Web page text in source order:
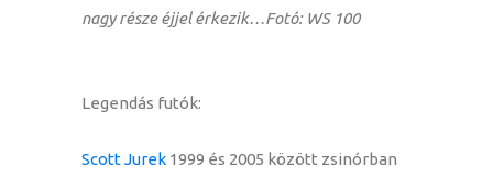
nagy része éjjel érkezik…Fotó: WS 100
Legendás futók:
Scott Jurek 1999 és 2005 között zsinórban